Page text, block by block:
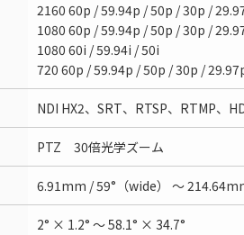
2160 60p / 59.94p / 50p / 30p /
1080 60p / 59.94p / 50p / 30p /
1080 60i / 59.94i / 50i
720 60p / 59.94p / 50p / 30p /
NDI HX2、SRT、RTSP、RTMP、
PTZ 30倍光学ズーム
6.91mm / 59°（wide） ～
2° × 1.2° ～ 58.1° × 34.7°